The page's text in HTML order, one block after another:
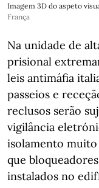
Imagem 3D do aspeto
França
Na unidade de
prisional
leis antimáfia
passeios e
reclusos serão
vigilância
isolamento
que
instalados no